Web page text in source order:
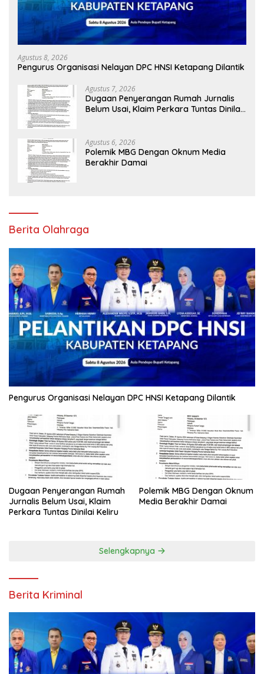
Agustus 8, 2026
Pengurus Organisasi Nelayan DPC HNSI Ketapang Dilantik
Agustus 7, 2026
Dugaan Penyerangan Rumah Jurnalis
Belum Usai, Klaim Perkara Tuntas Dinilai
Agustus 6, 2026
Polemik MBG Dengan Oknum Media
Berakhir Damai
Berita Olahraga
Pengurus Organisasi Nelayan DPC HNSI Ketapang Dilantik
Dugaan Penyerangan Rumah
Jurnalis Belum Usai, Klaim
Perkara Tuntas Dinilai Keliru
Polemik MBG Dengan Oknum
Media Berakhir Damai
Selengkapnya
Berita Kriminal